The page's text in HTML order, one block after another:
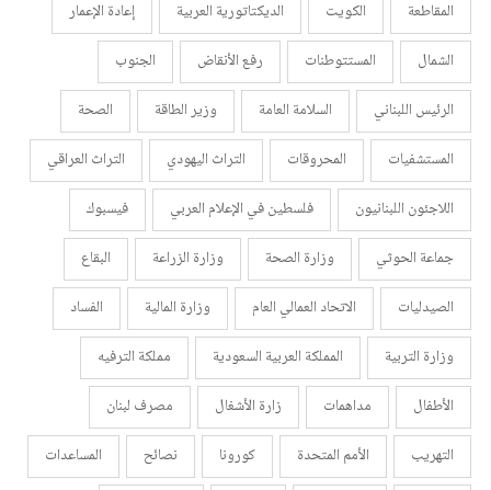
المقاطعة
الكويت الديكتاتورية العربية
إعادة الإعمار
الشمال
المستتوطنات رفع الأنقاض
الجنوب
الرئيس اللبناني
السلامة العامة وزير الطاقة
الصحة
المستشفيات
المحروقات التراث اليهودي
التراث العراقي
اللاجئون اللبنانيون
فلسطين في الإعلام العربي
فيسبوك
جماعة الحوثي
وزارة الصحة وزارة الزراعة
البقاع
الصيدليات
الاتحاد العمالي العام وزارة المالية
الفساد
وزارة التربية
المملكة العربية السعودية
مملكة الترفيه
الأطفال
مداهمات زارة الأشغال
مصرف لبنان
التهريب
الأمم المتحدة كورونا نصائح
المساعدات